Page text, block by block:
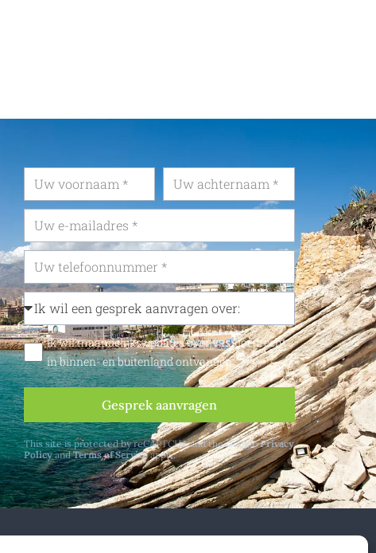
Ik wil maandelijks updates over vastgoedrecht
in binnen- en buitenland ontvangen
Gesprek aanvragen
This site is protected by reCAPTCHA and the GooglePrivacy
PolicyandTerms of Serviceapply.